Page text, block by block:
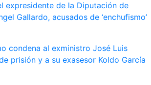
expresidente de la Diputación de
Gallardo, acusados de ‘enchufismo’
condena al exministro José Luis
prisión y a su exasesor Koldo García